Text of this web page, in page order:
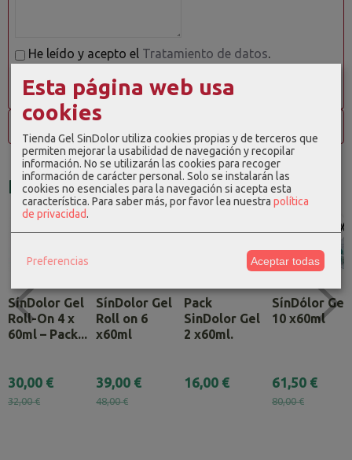
He leído y acepto el Tratamiento de datos.
Productos Relacionados
SínDolor Gel
Roll-On 4 x
60ml – Pack...
30,00 €
32,00 €
SínDolor Gel
Roll on 6
x60ml
39,00 €
48,00 €
Pack
SinDolor Gel
2 x60ml.
16,00 €
-23 %
SínDólor Gel
10 x60ml
61,50 €
80,00 €
Esta página web usa
cookies
Tienda Gel SinDolor utiliza cookies propias y de terceros que
permiten mejorar la usabilidad de navegación y recopilar
información. No se utilizarán las cookies para recoger
información de carácter personal. Solo se instalarán las
cookies no esenciales para la navegación si acepta esta
característica. Para saber más, por favor lea nuestra política
de privacidad.
Preferencias Aceptar todas